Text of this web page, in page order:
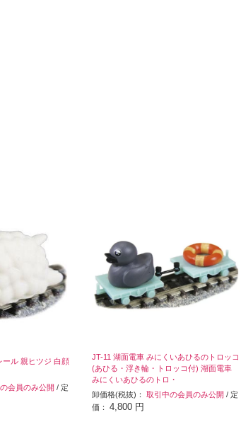
ール 親ヒツジ 白顔
会員のみ公開 / 定
JT-11 湖面電車 みにくいあひるのトロッコ
(あひる・浮き輪・トロッコ付) 湖面電車
みにくいあひるのトロ・
卸価格(税抜)： 取引中の会員のみ公開 / 定
価： 4,800 円